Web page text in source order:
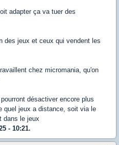
adapter ça va tuer des
des jeux et ceux qui vendent les
chez micromania, qu'on
désactiver encore plus
quel jeux a distance, soit via le
dans le jeux
- 10:21.